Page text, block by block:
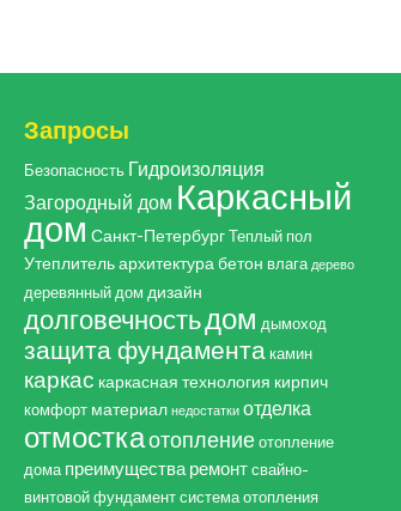
Запросы
Безопасность Гидроизоляция
Загородный дом Каркасный
дом Санкт-Петербург Теплый пол
Утеплительархитектурабетон влага дерево
деревянный дом дизайн
долговечностьдом дымоход
защита фундамента камин
каркас каркасная технология кирпич
комфорт материал недостатки отделка
отмосткаотопление отопление
дома преимущества ремонт свайно-
винтовой фундамент система отопления